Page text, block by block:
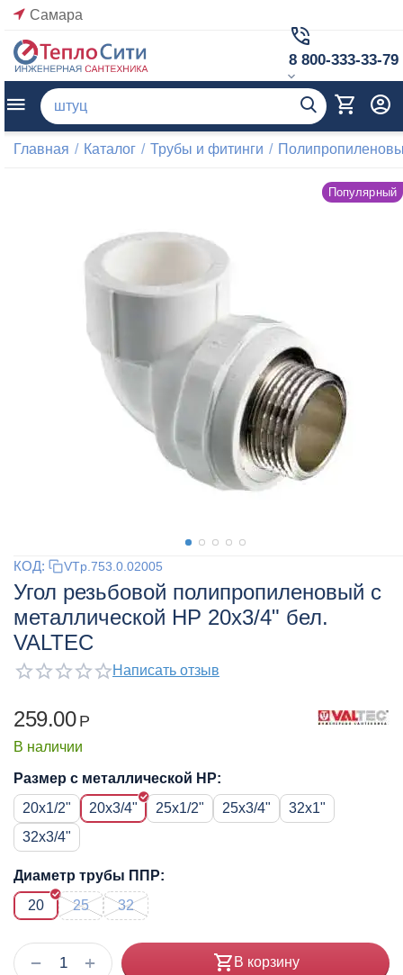
Самара
8 800-333-33-79
Главная / Каталог / Трубы и фитинги /
Популярный
КОД: VTp.753.0.02005
Угол резьбовой полипропиленовый с
металлической НР 20x3/4" бел.
VALTEC
Написать отзыв
259.00 Р
В наличии
Размер с металлической НР:
20x1/2"
20x3/4" 25x1/2" 25x3/4"
32x1"
32x3/4"
Диаметр трубы ППР:
20
25 32
+
− В корзину